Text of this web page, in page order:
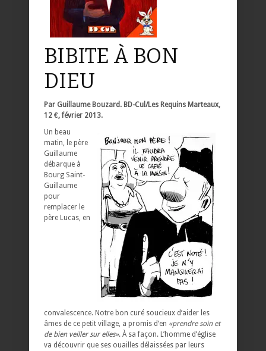
BIBITE À BON
DIEU
Par Guillaume Bouzard. BD-Cul/Les Requins Marteaux,
12 €, février 2013.
Un beau
matin, le père
Guillaume
débarque à
Bourg Saint-
Guillaume
pour
remplacer le
père Lucas, en
convalescence. Notre bon curé soucieux d’aider les
âmes de ce petit village, a promis d’en «prendre soin et
de bien veiller sur elles». À sa façon. L’homme d’église
va découvrir que ses ouailles délaissées par leurs